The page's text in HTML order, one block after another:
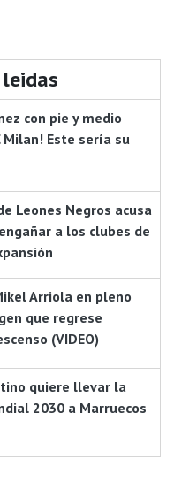
con pie y medio
Milan! Este sería su
Leones Negros acusa
a los clubes de
Arriola en pleno
que regrese
(VIDEO)
quiere llevar la
2030 a Marruecos